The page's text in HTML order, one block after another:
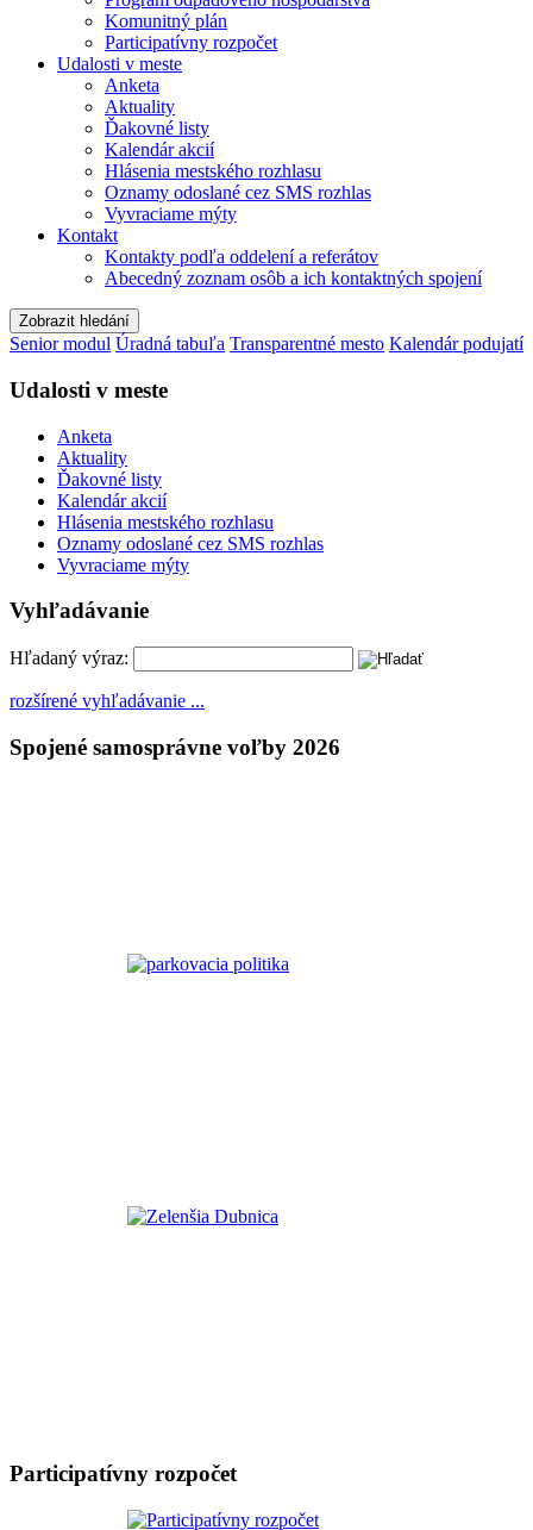
Komunitný plán
Participatívny rozpočet
Udalosti v meste
Anketa
Aktuality
Ďakovné listy
Kalendár akcií
Hlásenia mestského rozhlasu
Oznamy odoslané cez SMS rozhlas
Vyvraciame mýty
Kontakt
Kontakty podľa oddelení a referátov
Abecedný zoznam osôb a ich kontaktných spojení
Zobrazit hledání
Senior modul Úradná tabuľa Transparentné mesto Kalendár podujatí
Udalosti v meste
Anketa
Aktuality
Ďakovné listy
Kalendár akcií
Hlásenia mestského rozhlasu
Oznamy odoslané cez SMS rozhlas
Vyvraciame mýty
Vyhľadávanie
Hľadaný výraz:
rozšírené vyhľadávanie ...
Spojené samosprávne voľby 2026
Participatívny rozpočet